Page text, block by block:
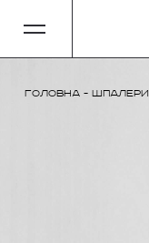
Головна- Шпалери